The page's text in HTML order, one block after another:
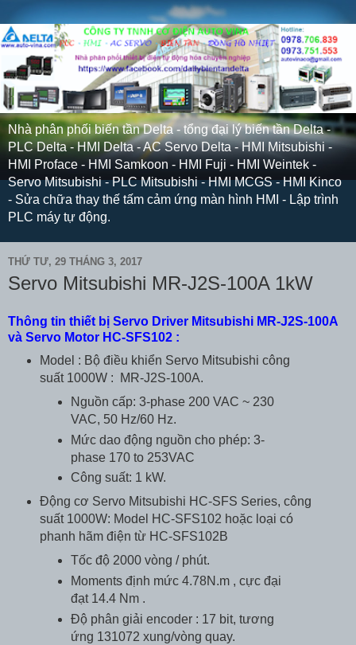
Nhà phân phối biến tần Delta - tổng đại lý biến tần Delta -
PLC Delta - HMI Delta - AC Servo Delta - HMI Mitsubishi -
HMI Proface - HMI Samkoon - HMI Fuji - HMI Weintek -
Servo Mitsubishi - PLC Mitsubishi - HMI MCGS - HMI Kinco
- Sửa chữa thay thế tấm cảm ứng màn hình HMI - Lập trình
PLC máy tự động.
THỨ TƯ, 29 THÁNG 3, 2017
Servo Mitsubishi MR-J2S-100A 1kW
Thông tin thiết bị Servo Driver Mitsubishi MR-J2S-100A
và Servo Motor HC-SFS102 :
Model : Bộ điều khiển Servo Mitsubishi công
suất 1000W : MR-J2S-100A.
Nguồn cấp: 3-phase 200 VAC ~ 230
VAC, 50 Hz/60 Hz.
Mức dao động nguồn cho phép: 3-
phase 170 to 253VAC
Công suất: 1 kW.
Động cơ Servo Mitsubishi HC-SFS Series, công
suất 1000W: Model HC-SFS102 hoặc loại có
phanh hãm điện từ HC-SFS102B
Tốc độ 2000 vòng / phút.
Moments định mức 4.78N.m , cực đại
đạt 14.4 Nm .
Độ phân giải encoder : 17 bit, tương
ứng 131072 xung/vòng quay.